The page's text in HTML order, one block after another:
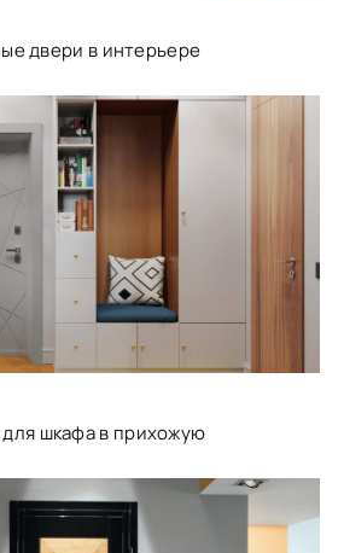
двери в интерьере
шкафа в прихожую